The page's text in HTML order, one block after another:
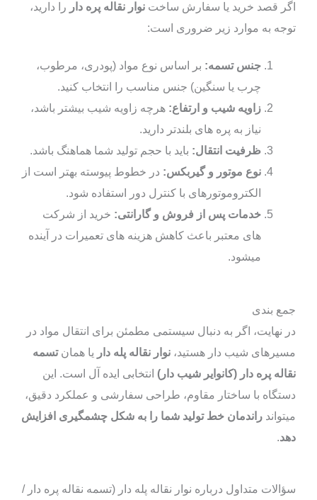
اگر قصد خرید یا سفارش ساخت نوار نقاله پره‌ دار را دارید،
توجه به موارد زیر ضروری است:
جنس تسمه: بر اساس نوع مواد (پودری، مرطوب،
چرب یا سنگین) جنس مناسب را انتخاب کنید.
زاویه شیب و ارتفاع: هرچه زاویه شیب بیشتر باشد،
نیاز به پره‌ های بلندتر دارید.
ظرفیت انتقال: باید با حجم تولید شما هماهنگ باشد.
نوع موتور و گیربکس: در خطوط پیوسته بهتر است از
الکتروموتورهای با کنترل دور استفاده شود.
خدمات پس از فروش و گارانتی: خرید از شرکت‌
های معتبر باعث کاهش هزینه‌ های تعمیرات در آینده
میشود.
جمع‌ بندی
در نهایت، اگر به دنبال سیستمی مطمئن برای انتقال مواد در
مسیرهای شیب‌ دار هستید، نوار نقاله پله‌ دار یا همانتسمه
نقاله پره‌ دار (کانوایر شیب‌ دار) انتخابی ایده‌ آل است. این
دستگاه با ساختار مقاوم، طراحی سفارشی و عملکرد دقیق،
میتواند راندمان خط تولید شما را به شکل چشمگیری افزایش
دهد.
سؤالات متداول درباره نوار نقاله پله‌ دار (تسمه نقاله پره‌ دار /